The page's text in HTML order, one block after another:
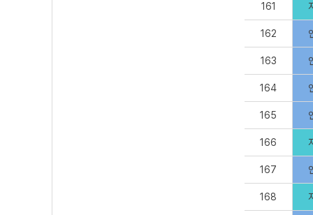
161
162
163
164
165
166
167
168